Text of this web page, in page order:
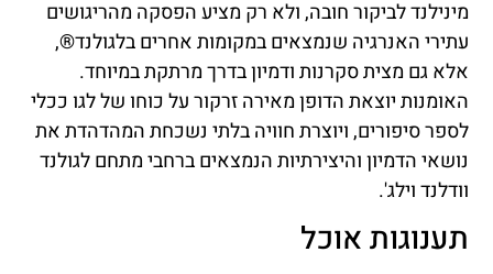
מינילנד לביקור חובה, ולא רק מציע הפסקה מהריגושים
עתירי האנרגיה שנמצאים במקומות אחרים בלגולנד®,
אלא גם מצית סקרנות ודמיון בדרך מרתקת במיוחד.
האומנות יוצאת הדופן מאירה זרקור על כוחו של לגו ככלי
לספר סיפורים, ויוצרת חוויה בלתי נשכחת המהדהדת את
נושאי הדמיון והיצירתיות הנמצאים ברחבי מתחם לגולנד
וודלנד וילג'.
תענוגות אוכל